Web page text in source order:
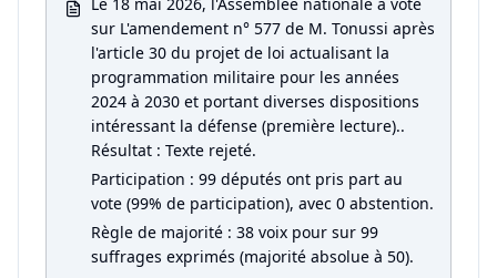
sur L'amendement n° 577 de M. Tonussi après
l'article 30 du projet de loi actualisant la
programmation militaire pour les années
2024 à 2030 et portant diverses dispositions
intéressant la défense (première lecture)..
Résultat : Texte rejeté.
Participation : 99 députés ont pris part au
vote (99% de participation), avec 0 abstention.
Règle de majorité : 38 voix pour sur 99
suffrages exprimés (majorité absolue à 50).